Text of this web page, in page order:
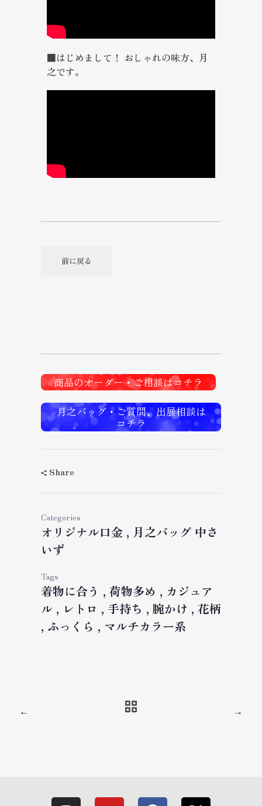
■はじめまして！ おしゃれの味方、月
之です。
商品のオーダー・ご相談はコチラ
月之バッグ・ご質問、出展相談は
コチラ
Share
Categories
オリジナル口金
月之バッグ 中さ
いず
Tags
着物に合う 荷物多め
カジュア
ル
レトロ 手持ち 腕かけ
花柄
ふっくら
マルチカラー系